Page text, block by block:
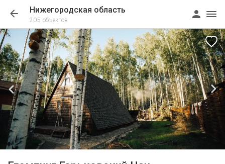
Нижегородская область
205 объектов